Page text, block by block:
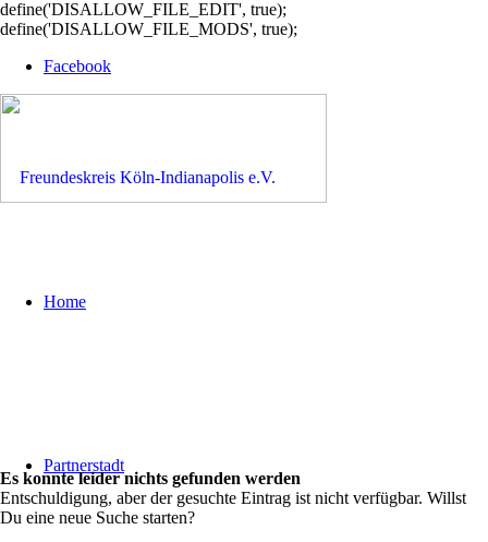
define('DISALLOW_FILE_EDIT', true);
define('DISALLOW_FILE_MODS', true);
Facebook
Home
Partnerstadt
Es konnte leider nichts gefunden werden
Entschuldigung, aber der gesuchte Eintrag ist nicht verfügbar. Willst
Du eine neue Suche starten?